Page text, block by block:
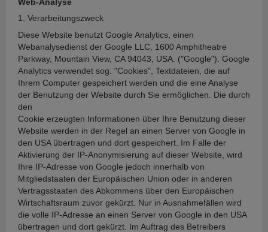
1. Verarbeitungszweck
Diese Website benutzt Google Analytics, einen
Webanalysedienst der Google LLC, 1600 Amphitheatre
Parkway, Mountain View, CA 94043, USA. ("Google"). Google
Analytics verwendet sog. "Cookies", Textdateien, die auf
Ihrem Computer gespeichert werden und die eine Analyse
der Benutzung der Website durch Sie ermöglichen. Die durch
den
Cookie erzeugten Informationen über Ihre Benutzung dieser
Website werden in der Regel an einen Server von Google in
den USA übertragen und dort gespeichert. Im Falle der
Aktivierung der IP-Anonymisierung auf dieser Website, wird
Ihre IP-Adresse von Google jedoch innerhalb von
Mitgliedstaaten der Europäischen Union oder in anderen
Vertragsstaaten des Abkommens über den Europäischen
Wirtschaftsraum zuvor gekürzt. Nur in Ausnahmefällen wird
die volle IP-Adresse an einen Server von Google in den USA
übertragen und dort gekürzt. Im Auftrag des Betreibers